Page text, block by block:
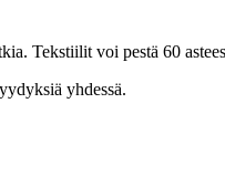
Tekstiilit voi pestä 60
yhdessä.